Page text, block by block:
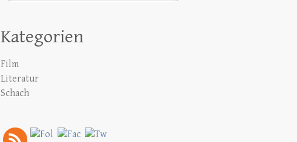
Kategorien
Film
Literatur
Schach